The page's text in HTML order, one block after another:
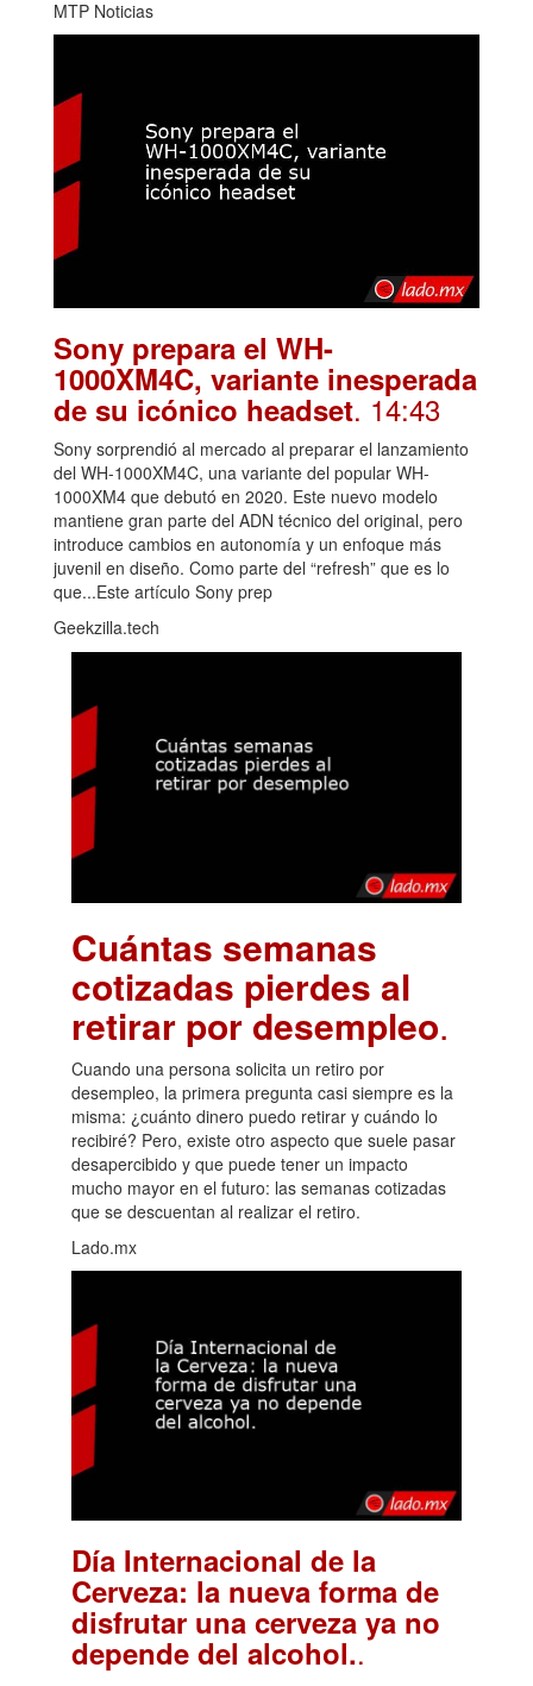
MTP Noticias
Sony prepara el WH-
1000XM4C, variante inesperada
de su icónico headset. 14:43
Sony sorprendió al mercado al preparar el lanzamiento
del WH-1000XM4C, una variante del popular WH-
1000XM4 que debutó en 2020. Este nuevo modelo
mantiene gran parte del ADN técnico del original, pero
introduce cambios en autonomía y un enfoque más
juvenil en diseño. Como parte del “refresh” que es lo
que...Este artículo Sony prep
Geekzilla.tech
Cuántas semanas
cotizadas pierdes al
retirar por desempleo.
Cuando una persona solicita un retiro por
desempleo, la primera pregunta casi siempre es la
misma: ¿cuánto dinero puedo retirar y cuándo lo
recibiré? Pero, existe otro aspecto que suele pasar
desapercibido y que puede tener un impacto
mucho mayor en el futuro: las semanas cotizadas
que se descuentan al realizar el retiro.
Lado.mx
Día Internacional de la
Cerveza: la nueva forma de
disfrutar una cerveza ya no
depende del alcohol..